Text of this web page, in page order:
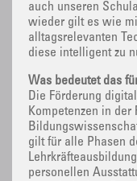
auch unseren
wieder gilt es wie
alltagsrelevanten
diese intelligent zu
Was bedeutet das
Die Förderung
Kompetenzen in
gilt für alle Phasen
personellen